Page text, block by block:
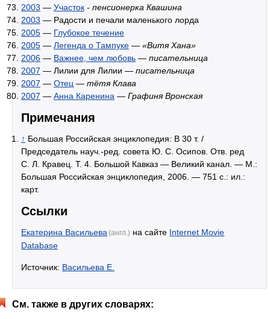
2003 — Участок - пенсионерка Квашина
2003 — Радости и печали маленького лорда
2005 — Глубокое течение
2005 — Легенда о Тампуке — «Витя Хана»
2006 — Важнее, чем любовь — писательница
2007 — Лилии для Лилии — писательница
2007 — Отец — тётя Клава
2007 — Анна Каренина — Графиня Вронская
Примечания
↑ Большая Российская энциклопедия: В 30 т. /
Председатель науч.-ред. совета Ю. С. Осипов. Отв. ред
С. Л. Кравец. Т. 4. Большой Кавказ — Великий канал. — М.:
Большая Российская энциклопедия, 2006. — 751 с.: ил.:
карт.
Ссылки
Екатерина Васильева (англ.) на сайте Internet Movie
Database
Источник: Васильева Е.
См. также в других словарях: